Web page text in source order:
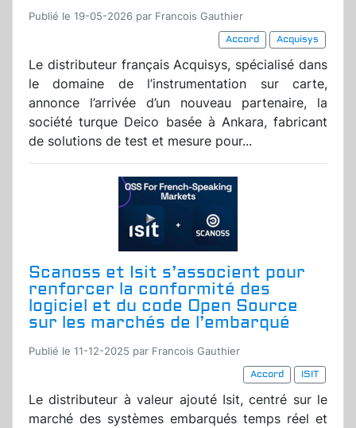
Publié le 19-05-2026 par Francois Gauthier
Accord
Acquisys
Le distributeur français Acquisys, spécialisé dans
le domaine de l’instrumentation sur carte,
annonce l’arrivée d’un nouveau partenaire, la
société turque Deico basée à Ankara, fabricant
de solutions de test et mesure pour...
Scanoss et Isit s’associent pour
renforcer la conformité des
logiciel et du code Open Source
sur les marchés de l’embarqué
Publié le 11-12-2025 par Francois Gauthier
Accord
ISIT
Le distributeur à valeur ajouté Isit, centré sur le
marché des systèmes embarqués temps réel et